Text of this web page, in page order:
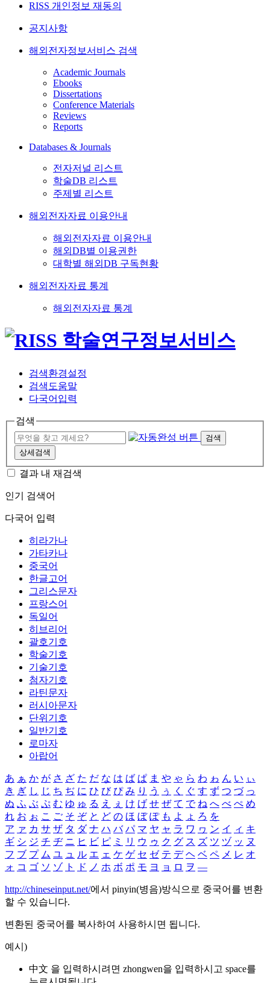
RISS 개인정보 재동의
공지사항
해외전자정보서비스 검색
Academic Journals
Ebooks
Dissertations
Conference Materials
Reviews
Reports
Databases & Journals
전자저널 리스트
학술DB 리스트
주제별 리스트
해외전자자료 이용안내
해외전자자료 이용안내
해외DB별 이용권한
대학별 해외DB 구독현황
해외전자자료 통계
해외전자자료 통계
검색환경설정
검색도움말
다국어입력
검색
검색
상세검색
결과 내 재검색
인기 검색어
다국어 입력
히라가나
가타카나
중국어
한글고어
그리스문자
프랑스어
독일어
히브리어
괄호기호
학술기호
기술기호
첨자기호
라틴문자
러시아문자
단위기호
일반기호
로마자
아랍어
あ ぁ か が さ ざ た だ な は ば ぱ ま や ゃ ら わ ゎ ん い ぃ
き ぎ し じ ち ぢ に ひ び ぴ み り う ぅ く ぐ す ず つ づ っ
ぬ ふ ぶ ぷ む ゆ ゅ る え ぇ け げ せ ぜ て で ね へ べ ぺ め
れ お ぉ こ ご そ ぞ と ど の ほ ぼ ぽ も よ ょ ろ を
ア ァ カ サ ザ タ ダ ナ ハ バ パ マ ヤ ャ ラ ワ ヮ ン イ ィ キ
ギ シ ジ チ ヂ ニ ヒ ビ ピ ミ リ ウ ゥ ク グ ス ズ ツ ヅ ッ ヌ
フ ブ プ ム ユ ュ ル エ ェ ケ ゲ セ ゼ テ デ ヘ ベ ペ メ レ オ
ォ コ ゴ ソ ゾ ト ド ノ ホ ボ ポ モ ヨ ョ ロ ヲ ―
http://chineseinput.net/에서 pinyin(병음)방식으로 중국어를 변환
할 수 있습니다.
변환된 중국어를 복사하여 사용하시면 됩니다.
예시)
中文 을 입력하시려면 zhongwen을 입력하시고 space를